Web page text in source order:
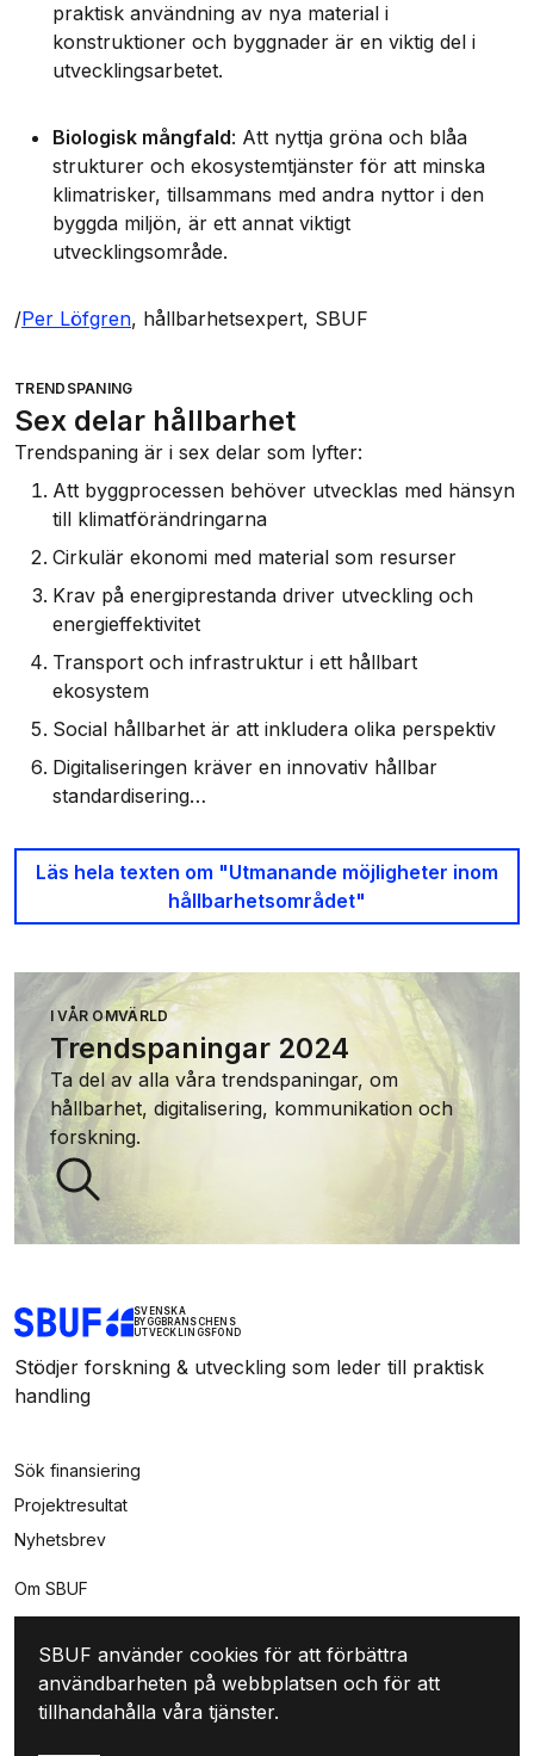
praktisk användning av nya material i
konstruktioner och byggnader är en viktig del i
utvecklingsarbetet.
Biologisk mångfald: Att nyttja gröna och blåa
strukturer och ekosystemtjänster för att minska
klimatrisker, tillsammans med andra nyttor i den
byggda miljön, är ett annat viktigt
utvecklingsområde.
/Per Löfgren, hållbarhetsexpert, SBUF
TRENDSPANING
Sex delar hållbarhet
Trendspaning är i sex delar som lyfter:
Att byggprocessen behöver utvecklas med hänsyn
till klimatförändringarna
Cirkulär ekonomi med material som resurser
Krav på energiprestanda driver utveckling och
energieffektivitet
Transport och infrastruktur i ett hållbart
ekosystem
Social hållbarhet är att inkludera olika perspektiv
Digitaliseringen kräver en innovativ hållbar
standardisering…
Läs hela texten om "Utmanande möjligheter inom
hållbarhetsområdet"
I VÅR OMVÄRLD
Trendspaningar 2024
Ta del av alla våra trendspaningar, om
hållbarhet, digitalisering, kommunikation och
forskning.
SVENSKA
BYGGBRANSCHENS
UTVECKLINGSFOND
Stödjer forskning & utveckling som leder till praktisk
handling
Sök finansiering
Projektresultat
Nyhetsbrev
Om SBUF
Kontakt
Integritet
Mina sidor
SBUF använder cookies för att förbättra
användbarheten på webbplatsen och för att
tillhandahålla våra tjänster.